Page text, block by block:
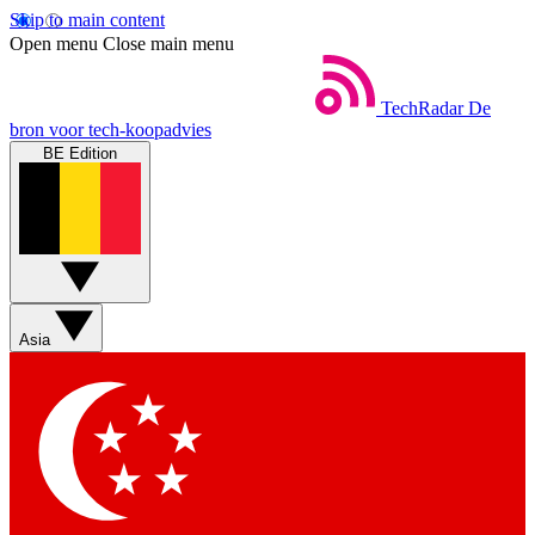
Skip to main content
Open menu Close main menu
TechRadar De
bron voor tech-koopadvies
BE Edition
Asia